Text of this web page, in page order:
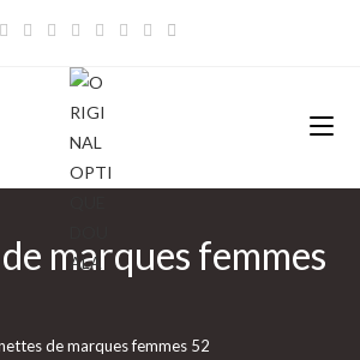
marques femmes
de marques femmes 52